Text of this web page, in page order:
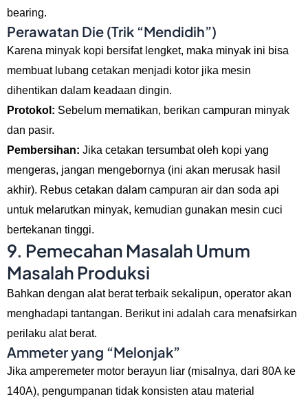
bearing.
Perawatan Die (Trik “Mendidih”)
Karena minyak kopi bersifat lengket, maka minyak ini bisa
membuat lubang cetakan menjadi kotor jika mesin
dihentikan dalam keadaan dingin.
Protokol: Sebelum mematikan, berikan campuran minyak
dan pasir.
Pembersihan: Jika cetakan tersumbat oleh kopi yang
mengeras, jangan mengebornya (ini akan merusak hasil
akhir). Rebus cetakan dalam campuran air dan soda api
untuk melarutkan minyak, kemudian gunakan mesin cuci
bertekanan tinggi.
9. Pemecahan Masalah Umum
Masalah Produksi
Bahkan dengan alat berat terbaik sekalipun, operator akan
menghadapi tantangan. Berikut ini adalah cara menafsirkan
perilaku alat berat.
Ammeter yang “Melonjak”
Jika amperemeter motor berayun liar (misalnya, dari 80A ke
140A), pengumpanan tidak konsisten atau material